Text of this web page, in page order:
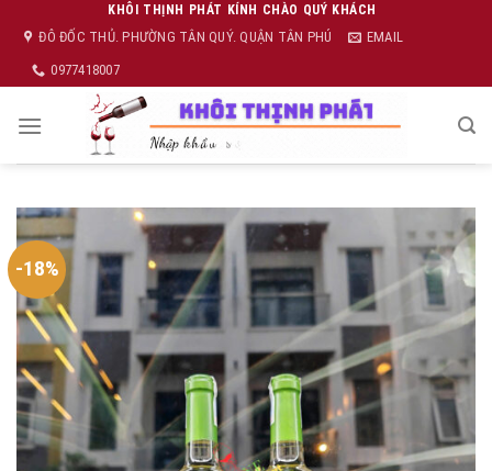
content
KHÔI THỊNH PHÁT KÍNH CHÀO QUÝ KHÁCH
ĐÔ ĐỐC THỦ. PHƯỜNG TÂN QUÝ. QUẬN TÂN PHÚ
EMAIL
0977418007
-18%